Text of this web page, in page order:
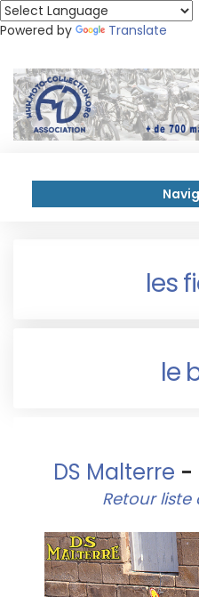
Powered by Translate
les
le
DS Malterre -
Retour liste